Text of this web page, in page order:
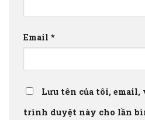
Email *
Lưu tên của tôi,
trình duyệt này cho lần